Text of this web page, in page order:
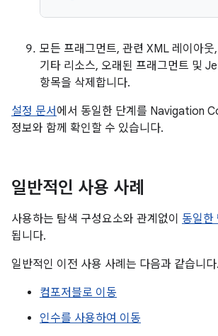
모든 프래그먼트, 관련 XML 레이아웃
기타 리소스, 오래된 프래그먼트 및
항목을 삭제합니다.
설정 문서 에서 동일한 단계를 Navigation
정보와 함께 확인할 수 있습니다.
일반적인 사용 사례
사용하는 탐색 구성요소와 관계없이 동일한
됩니다.
일반적인 이전 사용 사례는 다음과 같습니다.
컴포저블로 이동
인수를 사용하여 이동